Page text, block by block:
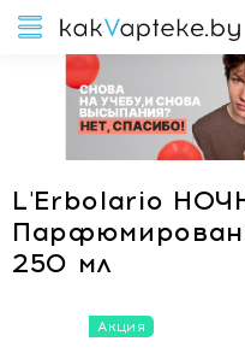
L'Erbolario
250 мл
Акция